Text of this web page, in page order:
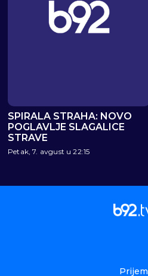
SPIRALA STRAHA: NOVO
POGLAVLJE SLAGALICE
STRAVE
Petak, 7. avgust u 22:15
Prijem